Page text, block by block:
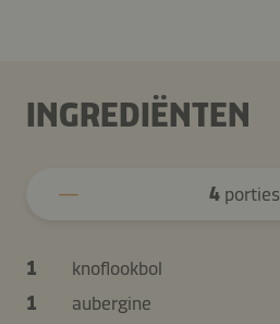
INGREDIËNTEN
4porties
1
knoflookbol
1
aubergine